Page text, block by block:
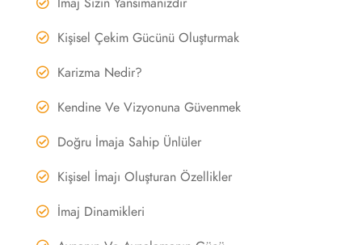
Kişisel Çekim Gücünü Oluşturmak
Karizma Nedir?
Kendine Ve Vizyonuna Güvenmek
Doğru İmaja Sahip Ünlüler
Kişisel İmajı Oluşturan Özellikler
İmaj Dinamikleri